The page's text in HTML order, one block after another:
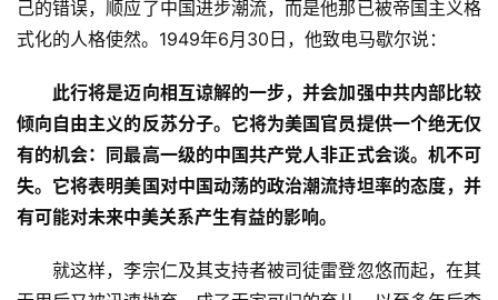
己的错误，顺应了中国进步潮流，而是他那已被帝国主义格
式化的人格使然。1949年6月30日，他致电马歇尔说：
此行将是迈向相互谅解的一步，并会加强中共内部比较
倾向自由主义的反苏分子。它将为美国官员提供一个绝无仅
有的机会：同最高一级的中国共产党人非正式会谈。机不可
失。它将表明美国对中国动荡的政治潮流持坦率的态度，并
有可能对未来中美关系产生有益的影响。
就这样，李宗仁及其支持者被司徒雷登忽悠而起，在其